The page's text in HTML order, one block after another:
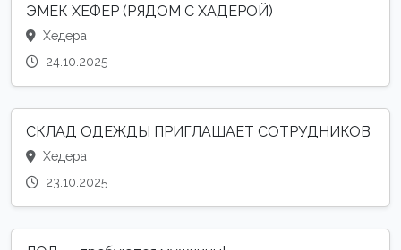
ЭМЕК ХЕФЕР (РЯДОМ С ХАДЕРОЙ)
Хедера
24.10.2025
СКЛАД ОДЕЖДЫ ПРИГЛАШАЕТ СОТРУДНИКОВ
Хедера
23.10.2025